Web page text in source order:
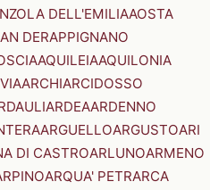
DELL'EMILIAAOSTA
DERAPPIGNANO
AQUILEIAAQUILONIA
ARCHIARCIDOSSO
ARDEAARDENNO
ARGUELLOARGUSTOARI
DI CASTROARLUNOARMENO
ARQUA' PETRARCA